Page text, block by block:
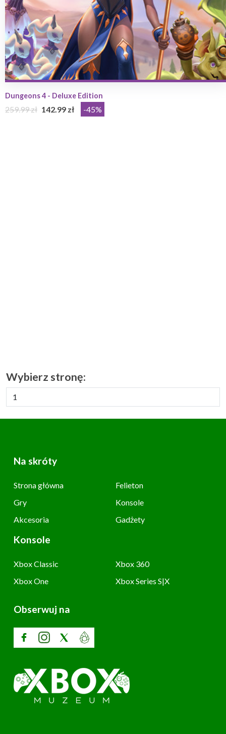
Dungeons 4 - Deluxe Edition
259.99 zł 142.99 zł -45%
Wybierz stronę:
Na skróty
Strona główna
Felieton
Gry
Konsole
Akcesoria
Gadżety
Konsole
Xbox Classic
Xbox 360
Xbox One
Xbox Series S|X
Obserwuj na